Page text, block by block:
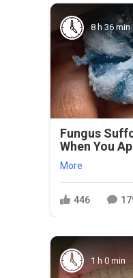
8 h 36 min
Fungus
When You
More
446
1 h 0 min